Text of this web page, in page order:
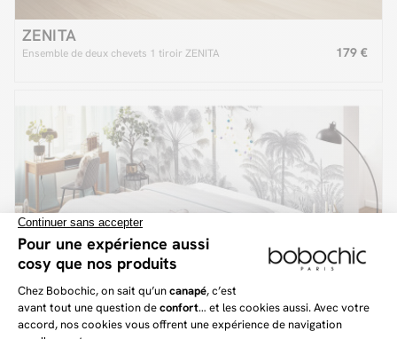
ZENITA
Ensemble de deux chevets 1 tiroir ZENITA 179 €